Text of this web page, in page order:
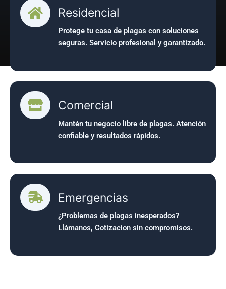
Residencial
Protege tu casa de plagas con soluciones
seguras. Servicio profesional y garantizado.
Comercial
Mantén tu negocio libre de plagas. Atención
confiable y resultados rápidos.
Emergencias
¿Problemas de plagas inesperados?
Llámanos, Cotizacion sin compromisos.